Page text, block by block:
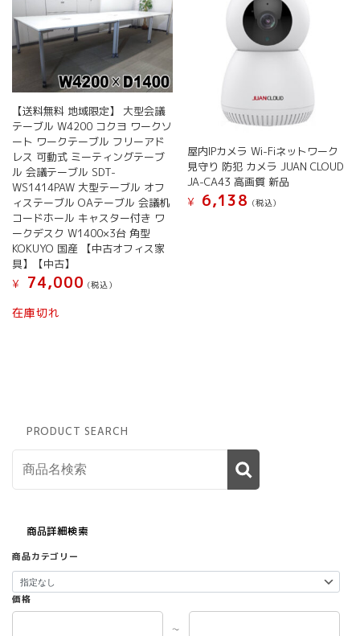
油
だ
し
ダ
ー
だ
し
塩
宗
田
節
お
か
き
調
料
贈
物
礼
内
祝
い
帰
【送料無料 地域限定】 大型会議
テーブル W4200 コクヨ ワークソ
ート ワークテーブル フリーアド
レス 可動式 ミーティングテーブ
ル 会議テーブル SDT-
WS1414PAW 大型テーブル オフ
ィステーブル OAテーブル 会議机
コードホール キャスター付き ワ
ークデスク W1400×3台 角型
KOKUYO 国産 【中古オフィス家
具】【中古】
¥
74,000 (税込）
在庫切れ
屋内IPカメラ Wi-Fiネットワーク
見守り 防犯 カメラ JUAN CLOUD
JA-CA43 高画質 新品
¥
6,138 (税込）
PRODUCT SEARCH
商品詳細検索
商品カテゴリー
価格
～